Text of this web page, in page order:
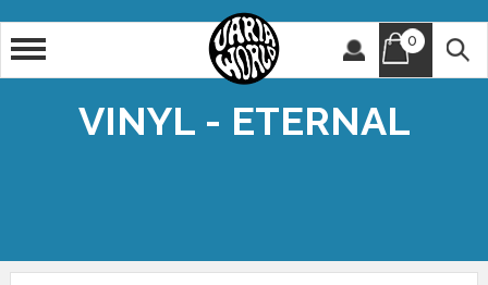
0
VINYL - ETERNAL